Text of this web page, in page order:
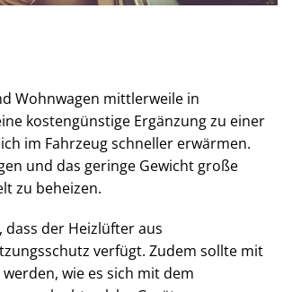
Wohnwagen mittlerweile in
kostengünstige Ergänzung zu einer
im Fahrzeug schneller erwärmen.
und das geringe Gewicht große
zu beheizen.
der Heizlüfter aus
verfügt. Zudem sollte mit
wie es sich mit dem